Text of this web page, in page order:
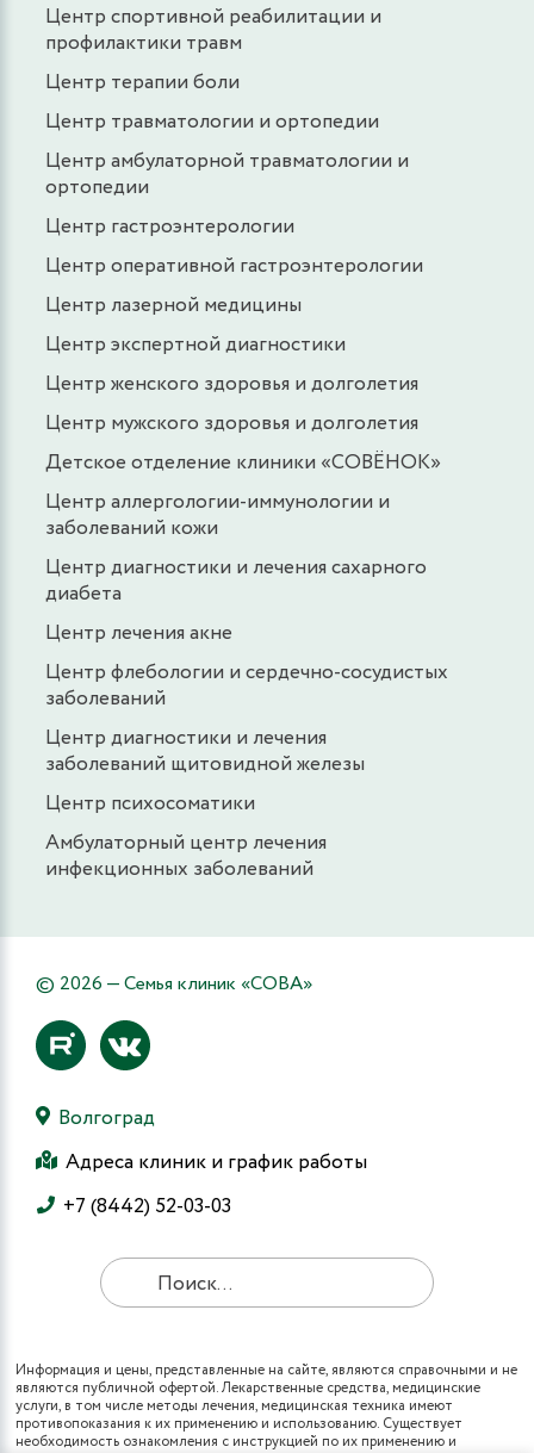
Центр спортивной реабилитации и
профилактики травм
Центр терапии боли
Центр травматологии и ортопедии
Центр амбулаторной травматологии и
ортопедии
Центр гастроэнтерологии
Центр оперативной гастроэнтерологии
Центр лазерной медицины
Центр экспертной диагностики
Центр женского здоровья и долголетия
Центр мужского здоровья и долголетия
Детское отделение клиники «СОВЁНОК»
Центр аллергологии-иммунологии и
заболеваний кожи
Центр диагностики и лечения сахарного
диабета
Центр лечения акне
Центр флебологии и сердечно-сосудистых
заболеваний
Центр диагностики и лечения
заболеваний щитовидной железы
Центр психосоматики
Амбулаторный центр лечения
инфекционных заболеваний
© 2026 — Семья клиник «СОВА»
Волгоград
Адреса клиник и график работы
+7 (8442) 52-03-03
Информация и цены, представленные на сайте, являются справочными и не
являются публичной офертой. Лекарственные средства, медицинские
услуги, в том числе методы лечения, медицинская техника имеют
противопоказания к их применению и использованию. Существует
необходимость ознакомления с инструкцией по их применению и